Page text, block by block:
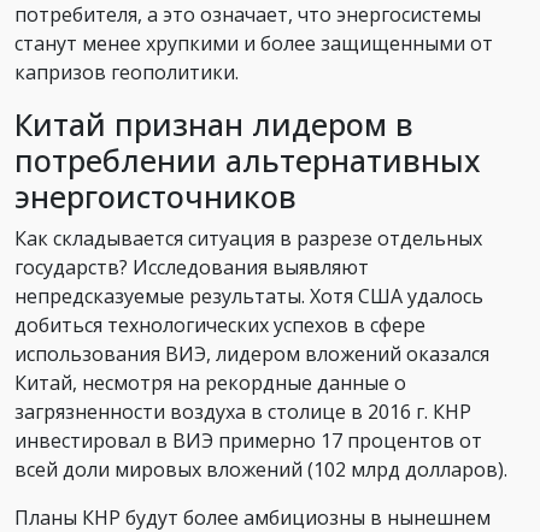
потребителя, а это означает, что энергосистемы
станут менее хрупкими и более защищенными от
капризов геополитики.
Китай признан лидером в
потреблении альтернативных
энергоисточников
Как складывается ситуация в разрезе отдельных
государств? Исследования выявляют
непредсказуемые результаты. Хотя США удалось
добиться технологических успехов в сфере
использования ВИЭ, лидером вложений оказался
Китай, несмотря на рекордные данные о
загрязненности воздуха в столице в 2016 г. КНР
инвестировал в ВИЭ примерно 17 процентов от
всей доли мировых вложений (102 млрд долларов).
Планы КНР будут более амбициозны в нынешнем